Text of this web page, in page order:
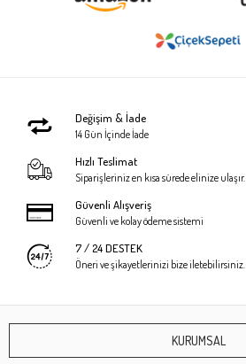
Değişim & İade
14 Gün İçinde İade
Hızlı Teslimat
Siparişleriniz en kısa sürede elinize ulaşır.
Güvenli Alışveriş
Güvenli ve kolay ödeme sistemi
7 / 24 DESTEK
Öneri ve şikayetlerinizi bize iletebilirsiniz.
KURUMSAL